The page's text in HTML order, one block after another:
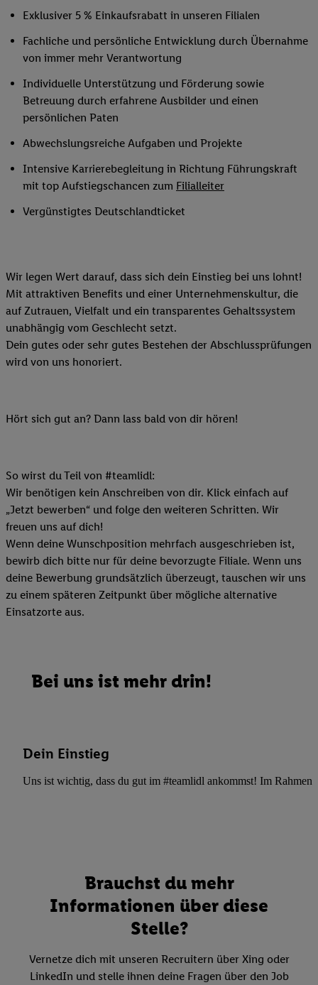
Exklusiver 5 % Einkaufsrabatt in unseren Filialen
Fachliche und persönliche Entwicklung durch Übernahme
von immer mehr Verantwortung
Individuelle Unterstützung und Förderung sowie
Betreuung durch erfahrene Ausbilder und einen
persönlichen Paten
Abwechslungsreiche Aufgaben und Projekte
Intensive Karrierebegleitung in Richtung Führungskraft
mit top Aufstiegschancen zum Filialleiter
Vergünstigtes Deutschlandticket
Wir legen Wert darauf, dass sich dein Einstieg bei uns lohnt!
Mit attraktiven Benefits und einer Unternehmenskultur, die
auf Zutrauen, Vielfalt und ein transparentes Gehaltssystem
unabhängig vom Geschlecht setzt.
Dein gutes oder sehr gutes Bestehen der Abschlussprüfungen
wird von uns honoriert.
Hört sich gut an? Dann lass bald von dir hören!
So wirst du Teil von #teamlidl:
Wir benötigen kein Anschreiben von dir. Klick einfach auf
„Jetzt bewerben“ und folge den weiteren Schritten. Wir
freuen uns auf dich!
Wenn deine Wunschposition mehrfach ausgeschrieben ist,
bewirb dich bitte nur für deine bevorzugte Filiale. Wenn uns
deine Bewerbung grundsätzlich überzeugt, tauschen wir uns
zu einem späteren Zeitpunkt über mögliche alternative
Einsatzorte aus.
Bei uns ist mehr drin!
Dein Einstieg
Uns ist wichtig, dass du gut im #teamlidl ankommst! Im Rahmen
Brauchst du mehr
Informationen über diese
Stelle?
Vernetze dich mit unseren Recruitern über Xing oder
LinkedIn und stelle ihnen deine Fragen über den Job